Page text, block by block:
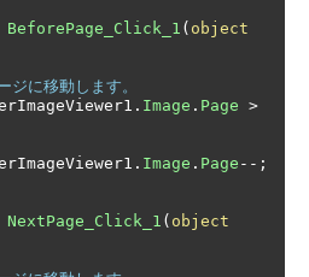
BeforePage_Click_1 ( object
に移動します。
. Image . Page >
. Image . Page --;
NextPage_Click_1 ( object